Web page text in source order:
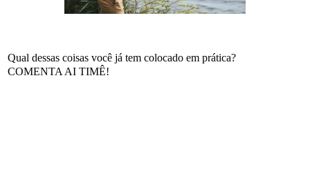
Qual dessas coisas você já tem colocado em prática?
COMENTA AI TIMÊ!